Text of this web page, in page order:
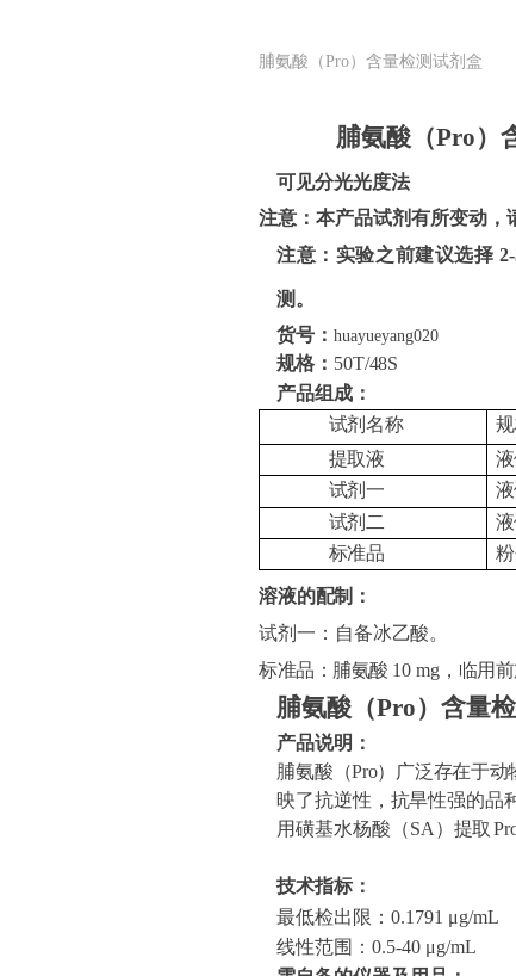
脯氨酸（Pro）含量检测试剂盒
脯氨酸（Pro）
可见分光光度法
注意：本产品试剂有所变动，
注意：实验之前建议选择
测。
货号： huayueyang020
规格： 50T/48S
产品组成：
试剂名称
提取液
试剂一
试剂二
标准品
粉
溶液的配制：
试剂一：自备冰乙酸。
标准品：脯氨酸 10 mg ，临用
脯氨酸（Pro）含量
产品说明：
脯氨酸（Pro） 广泛存在于动
映了抗逆性，抗旱性强的品
用磺基水杨酸（SA）提取
技术指标：
最低检出限：0.1791 μg/mL
线性范围：0.5-40 μg/mL